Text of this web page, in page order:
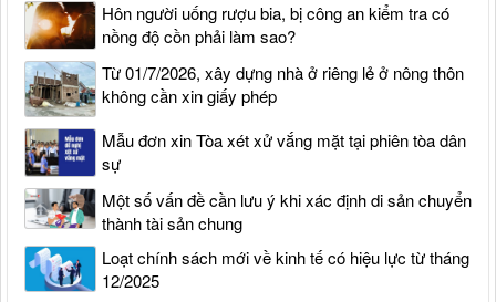
Hôn người uống rượu bia, bị công an kiểm tra có
nồng độ cồn phải làm sao?
Từ 01/7/2026, xây dựng nhà ở riêng lẻ ở nông thôn
không cần xin giấy phép
Mẫu đơn xin Tòa xét xử vắng mặt tại phiên tòa dân
sự
Một số vấn đề cần lưu ý khi xác định di sản chuyển
thành tài sản chung
Loạt chính sách mới về kinh tế có hiệu lực từ tháng
12/2025